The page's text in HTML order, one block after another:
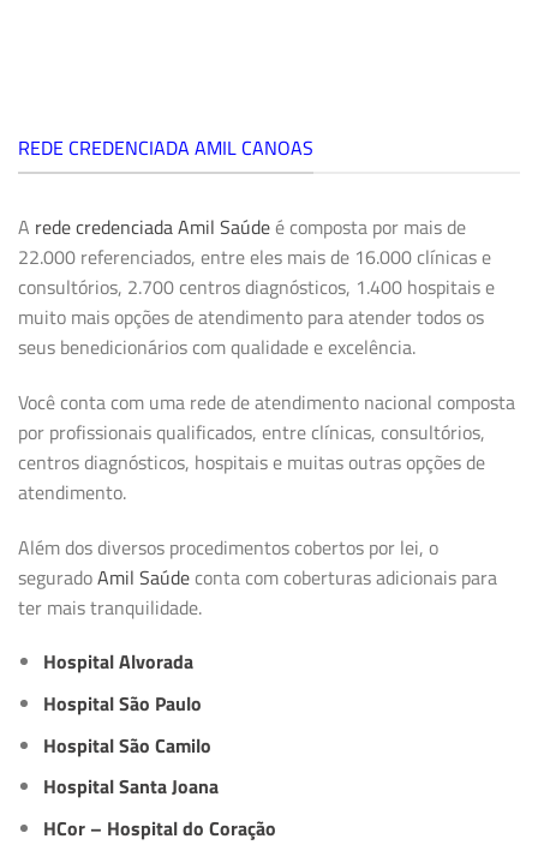
REDE CREDENCIADA AMIL CANOAS
A rede credenciada Amil Saúdeé composta por mais de
22.000 referenciados, entre eles mais de 16.000 clínicas e
consultórios, 2.700 centros diagnósticos, 1.400 hospitais e
muito mais opções de atendimento para atender todos os
seus benedicionários com qualidade e excelência.
Você conta com uma rede de atendimento nacional composta
por profissionais qualificados, entre clínicas, consultórios,
centros diagnósticos, hospitais e muitas outras opções de
atendimento.
Além dos diversos procedimentos cobertos por lei, o
seguradoAmil Saúde conta com coberturas adicionais para
ter mais tranquilidade.
Hospital Alvorada
Hospital São Paulo
Hospital São Camilo
Hospital Santa Joana
HCor – Hospital do Coração